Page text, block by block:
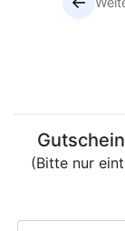
(Bitte nur